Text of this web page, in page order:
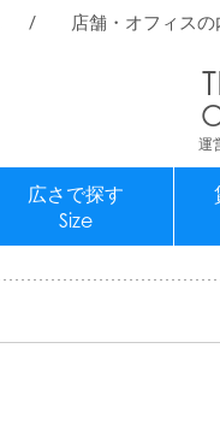
店舗・オフィス
広さで探す
Size
運